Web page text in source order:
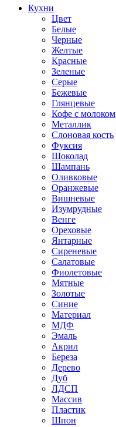
Кухни
Цвет
Белые
Черные
Желтые
Красные
Зеленые
Серые
Бежевые
Глянцевые
Кофе с молоком
Металлик
Слоновая кость
Фуксия
Шоколад
Шампань
Оливковые
Оранжевые
Вишневые
Изумрудные
Венге
Ореховые
Янтарные
Сиреневые
Салатовые
Фиолетовые
Мятные
Золотые
Синие
Материал
МДФ
Эмаль
Акрил
Береза
Дерево
Дуб
ЛДСП
Массив
Пластик
Шпон